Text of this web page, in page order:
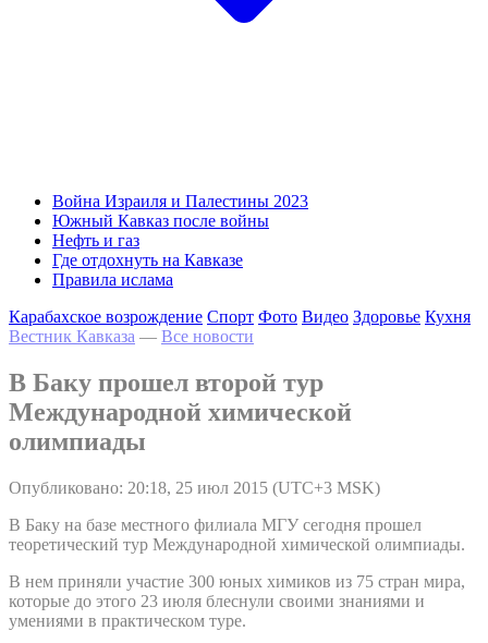
Война Израиля и Палестины 2023
Южный Кавказ после войны
Нефть и газ
Где отдохнуть на Кавказе
Правила ислама
Карабахское возрождение Спорт Фото Видео Здоровье Кухня
Вестник Кавказа — Все новости
В Баку прошел второй тур
Международной химической
олимпиады
Опубликовано: 20:18, 25 июл 2015 (UTC+3 MSK)
В Баку на базе местного филиала МГУ сегодня прошел
теоретический тур Международной химической олимпиады.
В нем приняли участие 300 юных химиков из 75 стран мира,
которые до этого 23 июля блеснули своими знаниями и
умениями в практическом туре.